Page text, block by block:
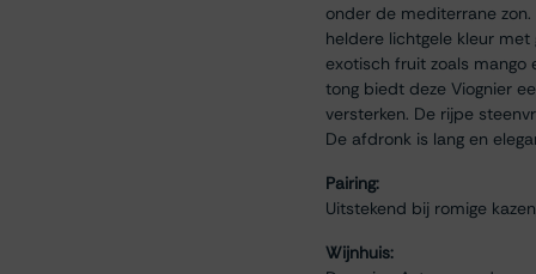
onder de mediterrane
heldere lichtgele kleur met
exotisch fruit zoals
tong biedt deze Viognier
versterken. De rijpe
De afdronk is lang en
Pairing:
Uitstekend bij romige
Wijnhuis: